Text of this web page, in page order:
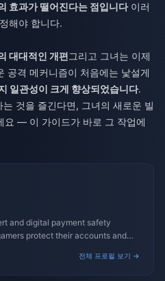
효과가 떨어진다는 점입니다이러
해야 합니다.
대대적인 개편그리고 그녀는 이제
공격 메커니즘이 처음에는 낯설게
일관성이 크게 향상되었습니다.
것을 즐긴다면, 그녀의 새로운 빌
요 — 이 가이드가 바로 그 작업에
and digital payment safety
protect their accounts and
전체 프로필 보기 →